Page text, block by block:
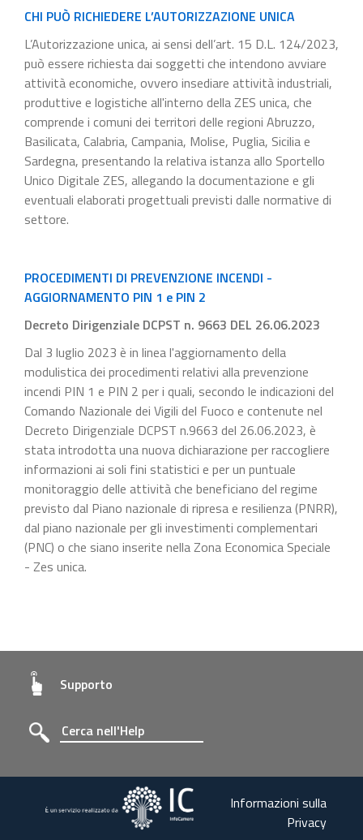
CHI PUÒ RICHIEDERE L’AUTORIZZAZIONE UNICA
L’Autorizzazione unica, ai sensi dell’art. 15 D.L. 124/2023,
può essere richiesta dai soggetti che intendono avviare
attività economiche, ovvero insediare attività industriali,
produttive e logistiche all'interno della ZES unica, che
comprende i comuni dei territori delle regioni Abruzzo,
Basilicata, Calabria, Campania, Molise, Puglia, Sicilia e
Sardegna, presentando la relativa istanza allo Sportello
Unico Digitale ZES, allegando la documentazione e gli
eventuali elaborati progettuali previsti dalle normative di
settore.
PROCEDIMENTI DI PREVENZIONE INCENDI -
AGGIORNAMENTO PIN 1 e PIN 2
Decreto Dirigenziale DCPST n. 9663 DEL 26.06.2023
Dal 3 luglio 2023 è in linea l'aggiornamento della
modulistica dei procedimenti relativi alla prevenzione
incendi PIN 1 e PIN 2 per i quali, secondo le indicazioni del
Comando Nazionale dei Vigili del Fuoco e contenute nel
Decreto Dirigenziale DCPST n.9663 del 26.06.2023, è
stata introdotta una nuova dichiarazione per raccogliere
informazioni ai soli fini statistici e per un puntuale
monitoraggio delle attività che beneficiano del regime
previsto dal Piano nazionale di ripresa e resilienza (PNRR),
dal piano nazionale per gli investimenti complementari
(PNC) o che siano inserite nella Zona Economica Speciale
- Zes unica.
Supporto
Informazioni sulla
Privacy